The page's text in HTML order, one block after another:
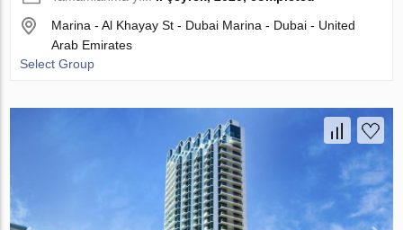
Marina - Al Khayay St - Dubai Marina - Dubai - United
Arab Emirates
Select Group